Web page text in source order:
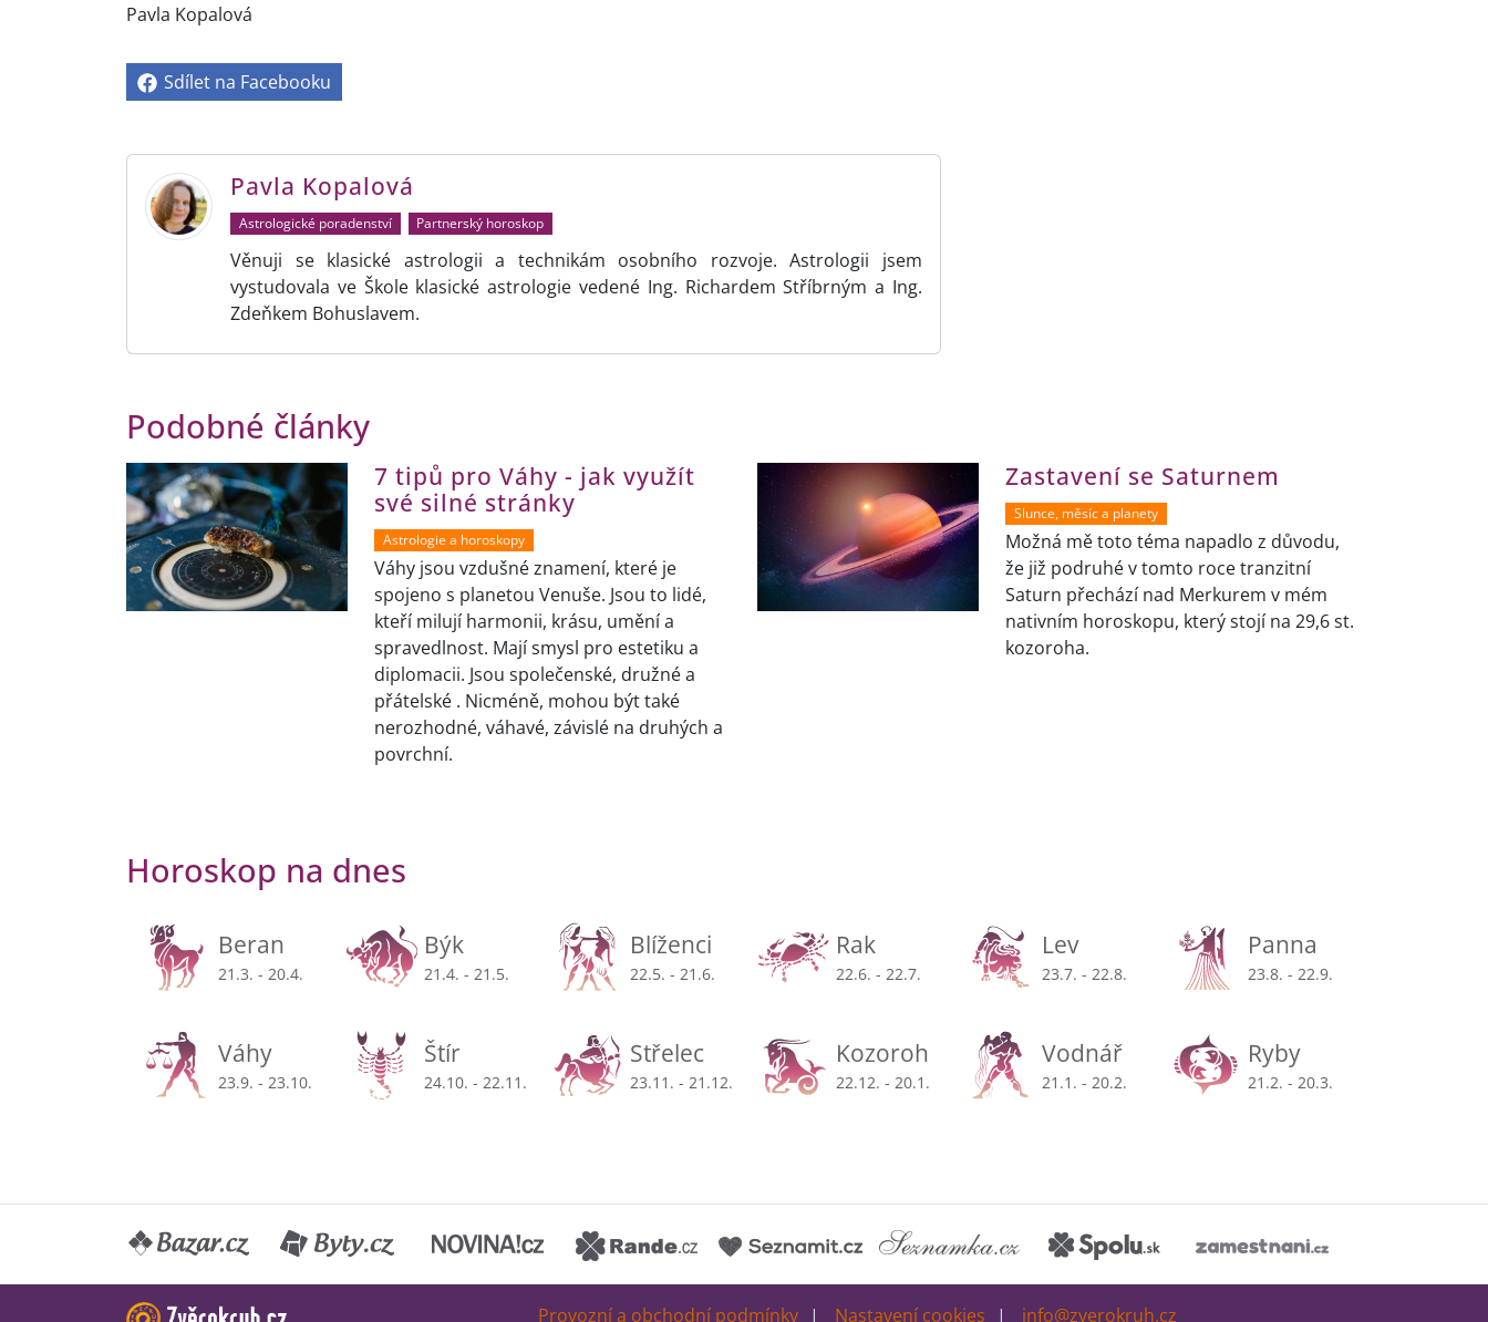
Pavla Kopalová
Sdílet na Facebooku
Pavla Kopalová
Astrologické poradenství Partnerský horoskop
Věnuji se klasické astrologii a technikám osobního rozvoje. Astrologii jsem
vystudovala ve Škole klasické astrologie vedené Ing. Richardem Stříbrným a Ing.
Zdeňkem Bohuslavem.
Podobné články
7 tipů pro Váhy - jak využít
své silné stránky
Astrologie a horoskopy
Váhy jsou vzdušné znamení, které je
spojeno s planetou Venuše. Jsou to lidé,
kteří milují harmonii, krásu, umění a
spravedlnost. Mají smysl pro estetiku a
diplomacii. Jsou společenské, družné a
přátelské . Nicméně, mohou být také
nerozhodné, váhavé, závislé na druhých a
povrchní.
Zastavení se Saturnem
Slunce, měsíc a planety
Možná mě toto téma napadlo z důvodu,
že již podruhé v tomto roce tranzitní
Saturn přechází nad Merkurem v mém
nativním horoskopu, který stojí na 29,6 st.
kozoroha.
Horoskop na dnes
Beran
21.3. - 20.4.
Býk
21.4. - 21.5.
Blíženci
22.5. - 21.6.
Rak
22.6. - 22.7.
Lev
23.7. - 22.8.
Panna
23.8. - 22.9.
Váhy
23.9. - 23.10.
Štír
24.10. - 22.11.
Střelec
23.11. - 21.12.
Kozoroh
22.12. - 20.1.
Vodnář
21.1. - 20.2.
Ryby
21.2. - 20.3.
Provozní a obchodní podmínky Nastavení cookies info@zverokruh.cz